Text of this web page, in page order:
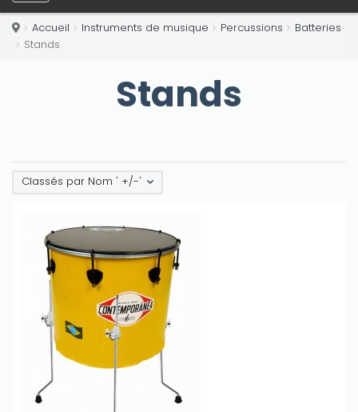
Accueil Instruments de musique Percussions
Batteries
Stands
Stands
Classés par Nom ' +/-'
Only play at Joo casino
if you really want to win a huge
amount on your credits!